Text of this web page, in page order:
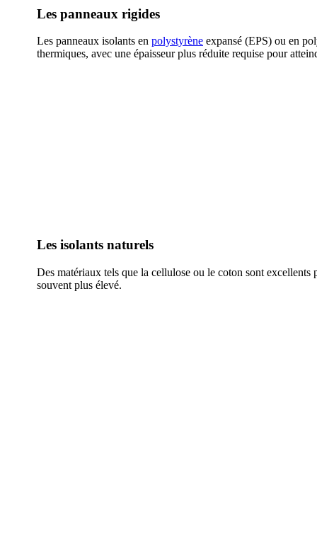
Les panneaux rigides
Les panneaux isolants en polystyrène expansé (EPS) ou en
thermiques, avec une épaisseur plus réduite requise pour
Les isolants naturels
Des matériaux tels que la cellulose ou le coton sont
souvent plus élevé.